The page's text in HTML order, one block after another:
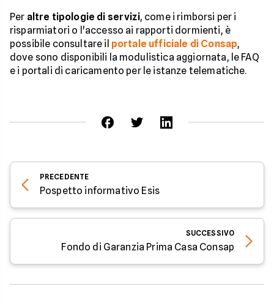
Per altre tipologie di servizi, come i rimborsi per i
risparmiatori o l'accesso ai rapporti dormienti, è
possibile consultare il portale ufficiale di Consap,
dove sono disponibili la modulistica aggiornata, le FAQ
e i portali di caricamento per le istanze telematiche.
PRECEDENTE
Pospetto informativo Esis
SUCCESSIVO
Fondo di Garanzia Prima Casa Consap